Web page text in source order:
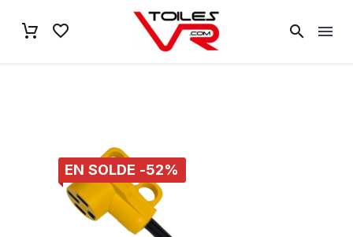
EN SOLDE -52%